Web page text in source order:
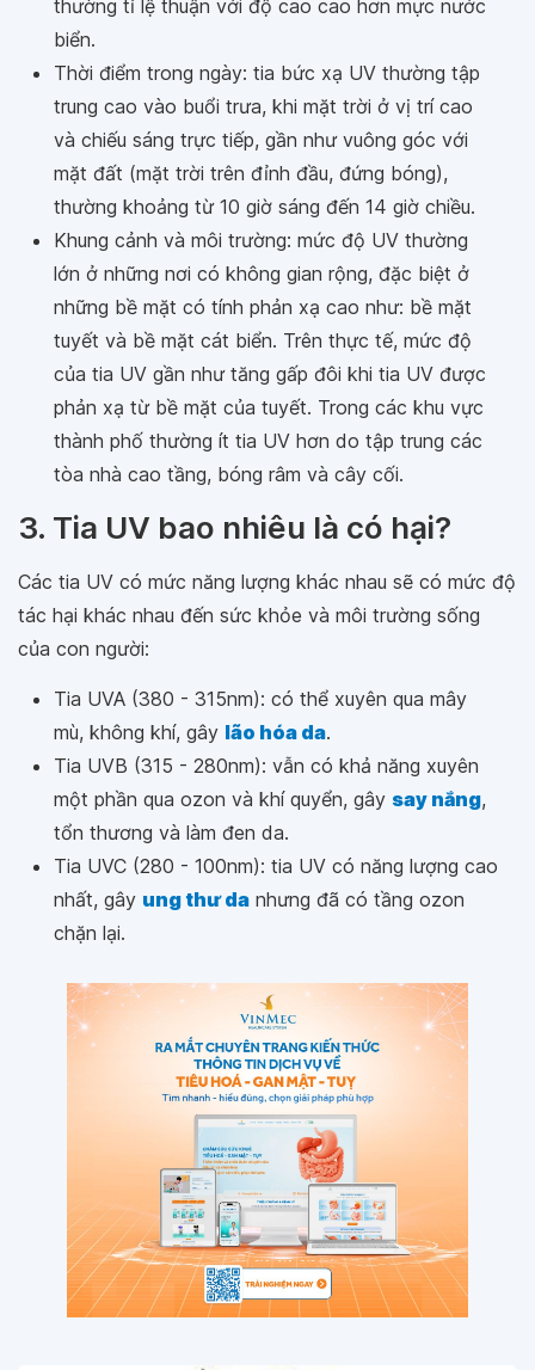
thường tỉ lệ thuận với độ cao cao hơn mực nước
biển.
Thời điểm trong ngày: tia bức xạ UV thường tập
trung cao vào buổi trưa, khi mặt trời ở vị trí cao
và chiếu sáng trực tiếp, gần như vuông góc với
mặt đất (mặt trời trên đỉnh đầu, đứng bóng),
thường khoảng từ 10 giờ sáng đến 14 giờ chiều.
Khung cảnh và môi trường: mức độ UV thường
lớn ở những nơi có không gian rộng, đặc biệt ở
những bề mặt có tính phản xạ cao như: bề mặt
tuyết và bề mặt cát biển. Trên thực tế, mức độ
của tia UV gần như tăng gấp đôi khi tia UV được
phản xạ từ bề mặt của tuyết. Trong các khu vực
thành phố thường ít tia UV hơn do tập trung các
tòa nhà cao tầng, bóng râm và cây cối.
3. Tia UV bao nhiêu là có hại?
Các tia UV có mức năng lượng khác nhau sẽ có mức độ
tác hại khác nhau đến sức khỏe và môi trường sống
của con người:
Tia UVA (380 - 315nm): có thể xuyên qua mây
mù, không khí, gây lão hóa da.
Tia UVB (315 - 280nm): vẫn có khả năng xuyên
một phần qua ozon và khí quyển, gây say nắng,
tổn thương và làm đen da.
Tia UVC (280 - 100nm): tia UV có năng lượng cao
nhất, gây ung thư da nhưng đã có tầng ozon
chặn lại.